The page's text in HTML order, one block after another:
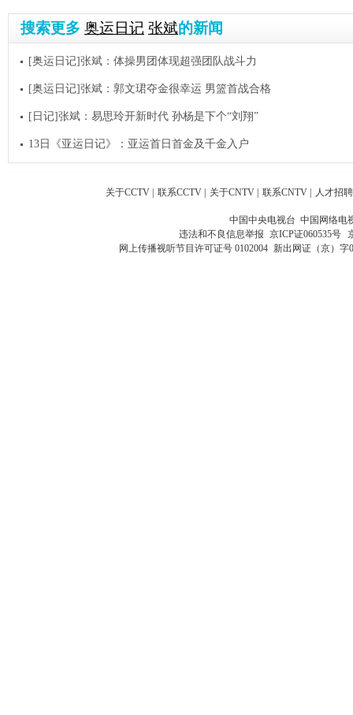
搜索更多 奥运日记 张斌的新闻
[奥运日记]张斌：体操男团体现超强团队战斗力
[奥运日记]张斌：郭文珺夺金很幸运 男篮首战合格
[日记]张斌：易思玲开新时代 孙杨是下个“刘翔”
13日《亚运日记》：亚运首日首金及千金入户
关于CCTV 联系CCTV 关于CNTV 联系CNTV 人才招聘
中国中央电视台 中国网络电
违法和不良信息举报 京ICP证060535号
网上传播视听节目许可证号 0102004 新出网证（京）